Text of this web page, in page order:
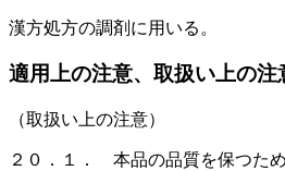
漢方処方の調剤に用いる。
適用上の注意、取扱い上の注
（取扱い上の注意）
２０．１． 本品の品質を保つた